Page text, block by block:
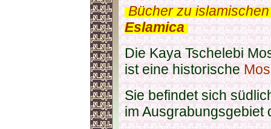
.Bücher zu
Eslamica.
Die Kaya Tschelebi
ist eine historische
Sie befindet sich
im Ausgrabungsgebiet